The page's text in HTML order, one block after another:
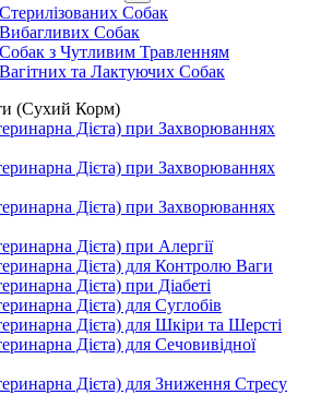
Собак
Собак
з Чутливим Травленням
та Лактуючих Собак
(Сухий Корм)
Дієта) при Захворюваннях
Дієта) при Захворюваннях
Дієта) при Захворюваннях
Дієта) при Алергії
Дієта) для Контролю Ваги
Дієта) при Діабеті
Дієта) для Суглобів
Дієта) для Шкіри та Шерсті
Дієта) для Сечовивідної
Дієта) для Зниження Стресу